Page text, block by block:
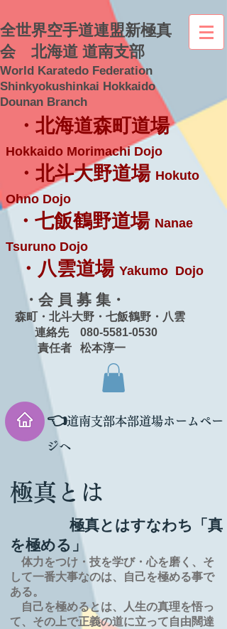
全世界空手道連盟新極真
会 北海道 道南支部
World Karatedo Federation
Shinkyokushinkai Hokkaido
Dounan Branch
・北海道森町道場
Hokkaido Morimachi Dojo
・北斗大野道場 Hokuto
Ohno Dojo
・七飯鶴野道場 Nanae
Tsuruno Dojo
・八雲道場 Yakumo Dojo
・会 員 募 集・
森町・北斗大野・七飯鶴野・八雲
連絡先 080-5581-0530
責任者 松本淳一
👈道南支部本部道場ホームペー
ジへ
極真とは
極真とはすなわち「真
を極める」
体力をつけ・技を学び・心を磨く、そ
して一番大事なのは、自己を極める事で
ある。
自己を極めるとは、
人生の真理を悟っ
て、その上で正義の道に立って自由闊達